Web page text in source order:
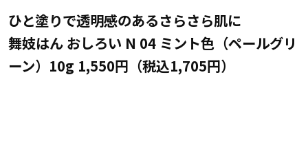
ひと塗りで透明感のあるさらさら肌に
舞妓はん おしろい N 04 ミント色（ペールグリ
ーン）10g 1,550円（税込1,705円）